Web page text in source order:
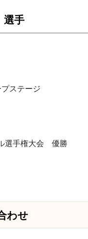
手
ステージ
選手権大会 優勝
わせ